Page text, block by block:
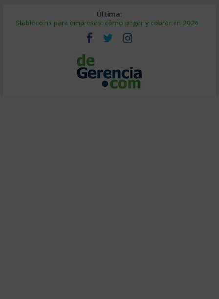
Última:
Stablecoins para empresas: cómo pagar y cobrar en 2026
Despido silencioso: qué es y por qué sale tan caro
IA en selección de personal: cómo auditarla a tiempo
Trabajo forzoso en la cadena de suministro: qué hacer
Mercado hispano de EE. UU.: cómo segmentarlo y venderle